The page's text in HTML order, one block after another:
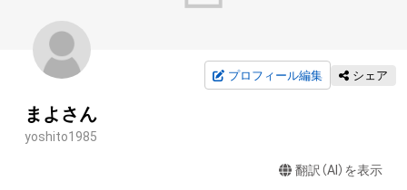
プロフィール編集 シェア
まよさん
yoshito1985
翻訳（AI）を表示